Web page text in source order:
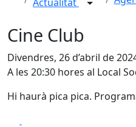
Cine Club
Divendres, 26 d’abril de
A les 20:30 hores al Local
Hi haurà pica pica.